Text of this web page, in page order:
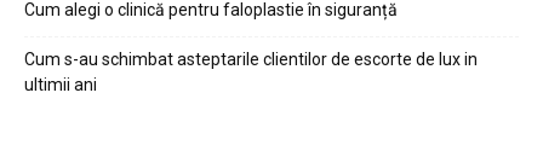
Cum alegi o clinică pentru faloplastie în siguranță
Cum s-au schimbat asteptarile clientilor de escorte de lux in
ultimii ani